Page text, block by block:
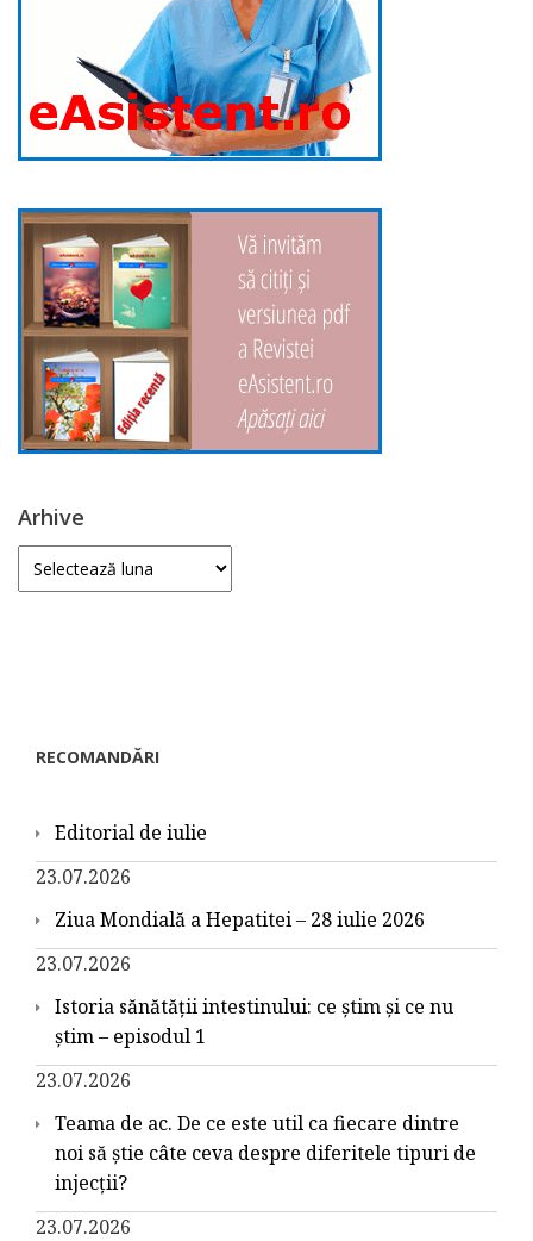
Arhive
Arhive
RECOMANDĂRI
Editorial de iulie
23.07.2026
Ziua Mondială a Hepatitei – 28 iulie 2026
23.07.2026
Istoria sănătății intestinului: ce știm și ce nu
știm – episodul 1
23.07.2026
Teama de ac. De ce este util ca fiecare dintre
noi să știe câte ceva despre diferitele tipuri de
injecții?
23.07.2026